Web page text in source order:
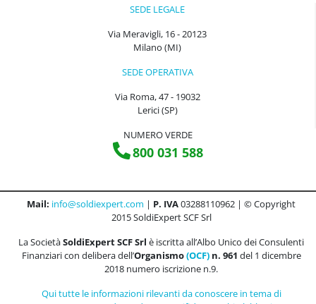
SEDE LEGALE
Via Meravigli, 16 - 20123
Milano (MI)
SEDE OPERATIVA
Via Roma, 47 - 19032
Lerici (SP)
NUMERO VERDE
800 031 588
Mail: info@soldiexpert.com | P. IVA03288110962 | © Copyright
2015 SoldiExpert SCF Srl
La SocietàSoldiExpert SCF Srl è iscritta all’Albo Unico dei Consulenti
Finanziari con delibera dell’Organismo(OCF)n. 961 del 1 dicembre
2018 numero iscrizione n.9.
Qui tutte le informazioni rilevanti da conoscere in tema di